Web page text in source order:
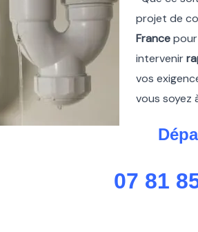
projet de
Francepour
intervenir
vos
vous soyez
07 81